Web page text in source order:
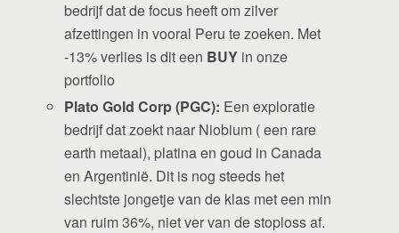
bedrijf dat de focus heeft om zilver
afzettingen in vooral Peru te zoeken. Met
-13% verlies is dit een BUY in onze
portfolio
Plato Gold Corp (PGC): Een exploratie
bedrijf dat zoekt naar Niobium ( een rare
earth metaal), platina en goud in Canada
en Argentinië. Dit is nog steeds het
slechtste jongetje van de klas met een min
van ruim 36%, niet ver van de stoploss af.